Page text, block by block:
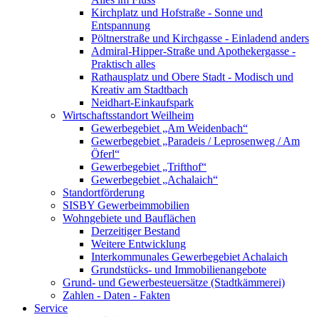
Kirchplatz und Hofstraße - Sonne und
Entspannung
Pöltnerstraße und Kirchgasse - Einladend anders
Admiral-Hipper-Straße und Apothekergasse -
Praktisch alles
Rathausplatz und Obere Stadt - Modisch und
Kreativ am Stadtbach
Neidhart-Einkaufspark
Wirtschaftsstandort Weilheim
Gewerbegebiet „Am Weidenbach“
Gewerbegebiet „Paradeis / Leprosenweg / Am
Öferl“
Gewerbegebiet „Trifthof“
Gewerbegebiet „Achalaich“
Standortförderung
SISBY Gewerbeimmobilien
Wohngebiete und Bauflächen
Derzeitiger Bestand
Weitere Entwicklung
Interkommunales Gewerbegebiet Achalaich
Grundstücks- und Immobilienangebote
Grund- und Gewerbesteuersätze (Stadtkämmerei)
Zahlen - Daten - Fakten
Service